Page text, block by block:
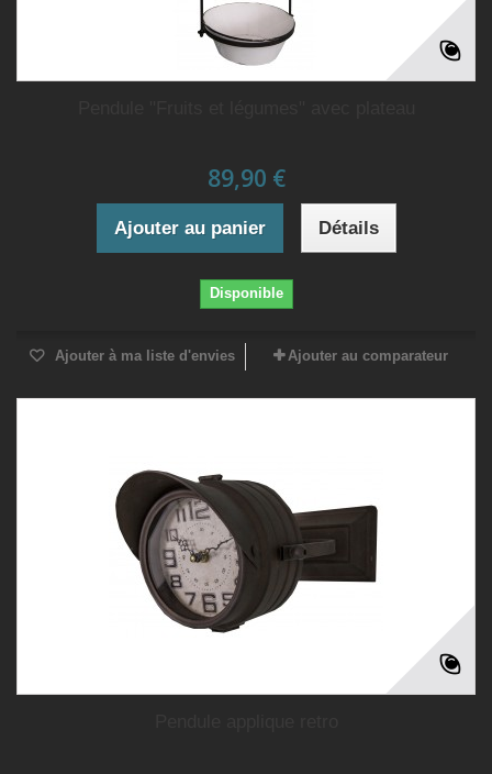
89,90 €
Ajouter au panier Détails
Disponible
Ajouter à ma liste d'envies Ajouter au comparateur